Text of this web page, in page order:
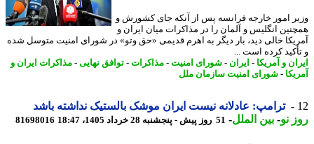
امور خارجه فرانسه پس از آنکه جای کشورش و
انگلیس و آلمان را در مذاکرات میان ایران و
خالی دید، بار دیگر به اهرم قدیمی «حق وتو» در شورای امنیت متوسل شده
کرده است ...
و آمریکا- ایران - شورای امنیت-مذاکرات- توافق نهایی-مذاکرات ایران و
- شورای امنیت سازمان ملل
ترامپ: عادلانه نیست ایران موشک بالستیک نداشته باشد
نو- بین الملل-51 روز پیش - پنجشنبه 28 خرداد 1405، 18:47 81698016